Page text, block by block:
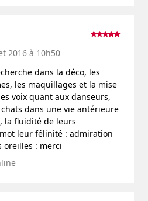
2016 à 10h50
dans la déco, les
les maquillages et la mise
voix quant aux danseurs,
dans une vie antérieure
la fluidité de leurs
leur félinité : admiration
oreilles : merci